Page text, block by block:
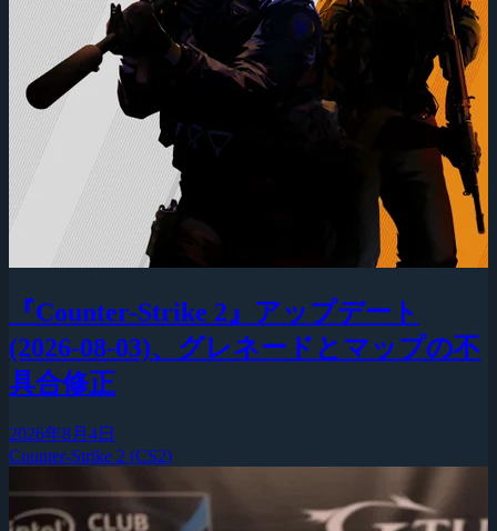
『Counter-Strike 2』アップデート
(2026-08-03)、グレネードとマップの不
具合修正
2026年8月4日
Counter-Strike 2 (CS2)